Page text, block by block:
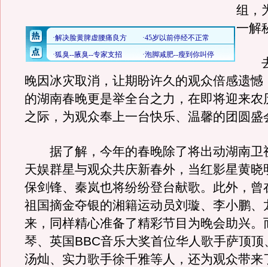
组，
一解
去
晚因冰灾取消，让期盼许久的观众倍感遗憾
的湖南春晚更是举全台之力，在即将迎来
之际，为观众奉上一台快乐、温馨的团圆盛
据了解，今年的春晚除了将出动湖南卫
天娱群星与观众共庆新春外，当红影星黄晓
保剑锋、秦岚也将纷纷登台献歌。此外，曾
祖国摘金夺银的湘籍运动员刘璇、李小鹏、
来，同样精心准备了精彩节目为晚会助兴。
琴、英国BBC音乐大奖首位华人歌手萨顶顶
汤灿、实力歌手徐千雅等人，还为观众带来